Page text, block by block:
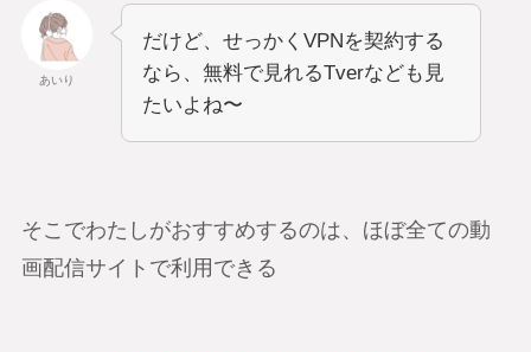
あいり
だけど、せっかくVPNを契約する
なら、無料で見れるTverなども見
たいよね〜
そこでわたしがおすすめするのは、ほぼ全ての動
画配信サイトで利用できる